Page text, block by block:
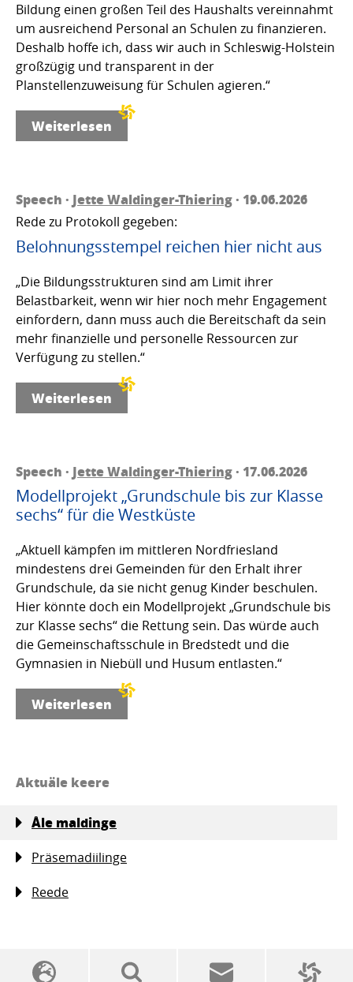
Bildung einen großen Teil des Haushalts vereinnahmt
um ausreichend Personal an Schulen zu finanzieren.
Deshalb hoffe ich, dass wir auch in Schleswig-Holstein
großzügig und transparent in der
Planstellenzuweisung für Schulen agieren.“
Weiterlesen
Speech · Jette Waldinger-Thiering· 19.06.2026
Rede zu Protokoll gegeben:
Belohnungsstempel reichen hier nicht aus
„Die Bildungsstrukturen sind am Limit ihrer
Belastbarkeit, wenn wir hier noch mehr Engagement
einfordern, dann muss auch die Bereitschaft da sein
mehr finanzielle und personelle Ressourcen zur
Verfügung zu stellen.“
Weiterlesen
Speech · Jette Waldinger-Thiering· 17.06.2026
Modellprojekt „Grundschule bis zur Klasse
sechs“ für die Westküste
„Aktuell kämpfen im mittleren Nordfriesland
mindestens drei Gemeinden für den Erhalt ihrer
Grundschule, da sie nicht genug Kinder beschulen.
Hier könnte doch ein Modellprojekt „Grundschule bis
zur Klasse sechs“ die Rettung sein. Das würde auch
die Gemeinschaftsschule in Bredstedt und die
Gymnasien in Niebüll und Husum entlasten.“
Weiterlesen
Aktuäle keere
Åle maldinge
Präsemadiilinge
Reede
SSW politics from A to Z